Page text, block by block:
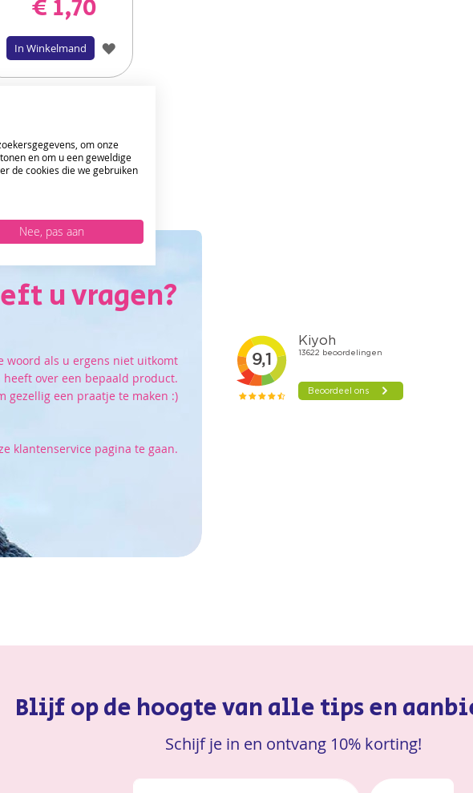
€ 1,70
In Winkelmand
VOEG
TOE
u vragen?
woord als u ergens niet uitkomt
heeft over een bepaald product.
gezellig een praatje te maken :)
klantenservice pagina te gaan.
Blijf op de hoogte van alle tips en
Schijf je in en ontvang 10% korting!
om onze
en om u een geweldige
de cookies die we gebruiken
Nee, pas aan